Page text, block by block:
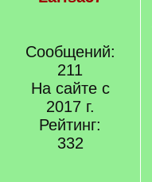
Сообщений:
211
На сайте с
2017 г.
Рейтинг:
332